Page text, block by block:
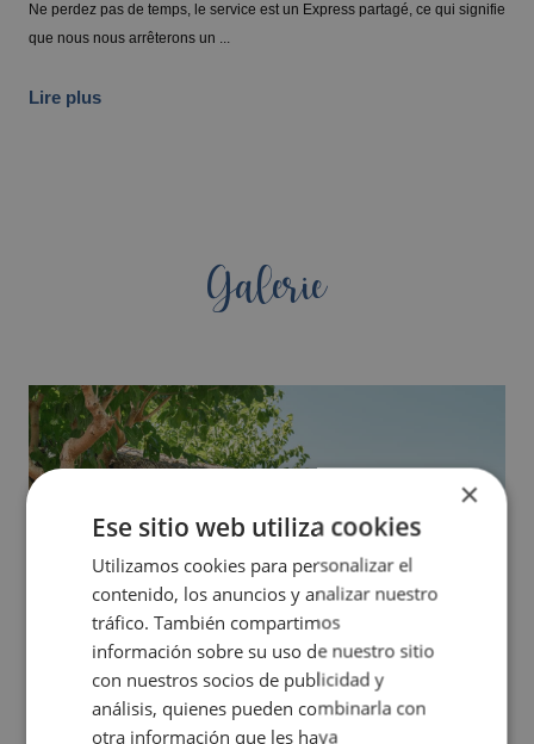
Ne perdez pas de temps, le service est un Express partagé, ce qui signifie
que nous nous arrêterons un ...
Lire plus
Galerie
×
Ese sitio web utiliza cookies
Utilizamos cookies para personalizar el
contenido, los anuncios y analizar nuestro
tráfico. También compartimos
información sobre su uso de nuestro sitio
con nuestros socios de publicidad y
análisis, quienes pueden combinarla con
otra información que les haya